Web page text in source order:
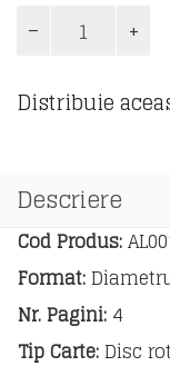
Cantitate
Limba
Verbul
Distribuie
Descriere
Cod Produs:
Format:
Nr. Pagini: 4
Tip Carte: Disc